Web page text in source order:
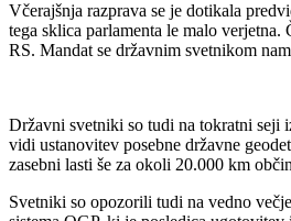
Včerajšnja razprava se je dotikala
tega sklica parlamenta le malo
RS. Mandat se državnim svetnikom
Državni svetniki so tudi na tokratni seji
vidi ustanovitev posebne državne
zasebni lasti še za okoli 20.000 km
Svetniki so opozorili tudi na vedno